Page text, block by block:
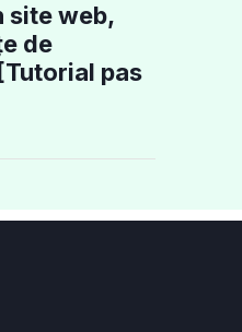
site web,
de
pas